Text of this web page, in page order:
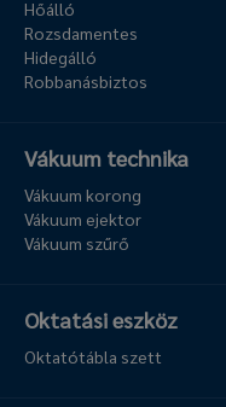
Hőálló
Rozsdamentes
Hidegálló
Robbanásbiztos
Vákuum technika
Vákuum korong
Vákuum ejektor
Vákuum szűrő
Oktatási eszköz
Oktatótábla szett